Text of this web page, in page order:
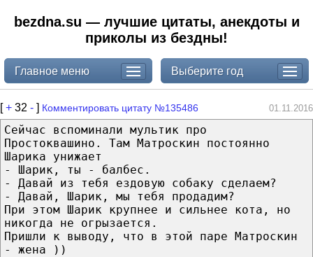
bezdna.su — лучшие цитаты, анекдоты и
приколы из бездны!
Главное меню Выберите год
[+ 32 - ] Комментировать цитату №135486 01.11.2016
Сейчас вспоминали мультик про
Простоквашино. Там Матроскин постоянно
Шарика унижает
- Шарик, ты - балбес.
- Давай из тебя ездовую собаку сделаем?
- Давай, Шарик, мы тебя продадим?
При этом Шарик крупнее и сильнее кота, но
никогда не огрызается.
Пришли к выводу, что в этой паре Матроскин
- жена ))